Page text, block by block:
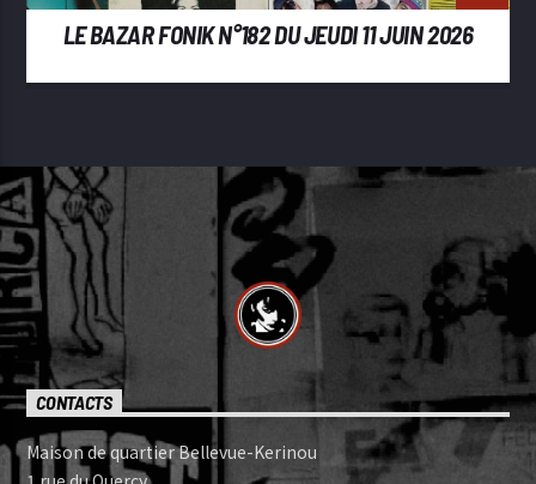
LE BAZAR FONIK N°182 DU JEUDI 11 JUIN 2026
CONTACTS
Maison de quartier Bellevue-Kerinou